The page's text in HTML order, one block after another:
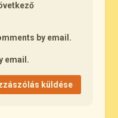
by email.
email.